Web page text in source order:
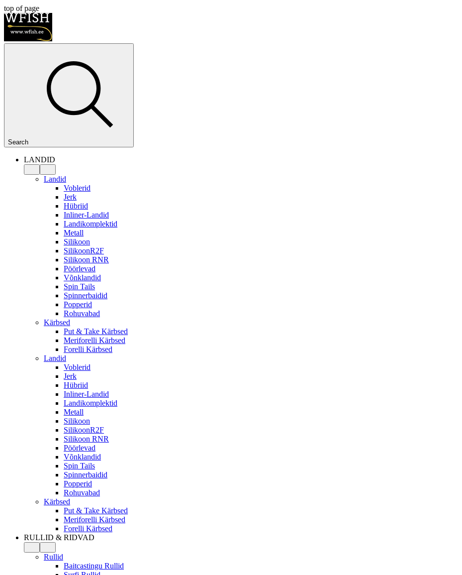
top of page
Search
LANDID
Landid
Voblerid
Jerk
Hübriid
Inliner-Landid
Landikomplektid
Metall
Silikoon
SilikoonR2F
Silikoon RNR
Pöörlevad
Võnklandid
Spin Tails
Spinnerbaidid
Popperid
Rohuvabad
Kärbsed
Put & Take Kärbsed
Meriforelli Kärbsed
Forelli Kärbsed
Landid
Voblerid
Jerk
Hübriid
Inliner-Landid
Landikomplektid
Metall
Silikoon
SilikoonR2F
Silikoon RNR
Pöörlevad
Võnklandid
Spin Tails
Spinnerbaidid
Popperid
Rohuvabad
Kärbsed
Put & Take Kärbsed
Meriforelli Kärbsed
Forelli Kärbsed
RULLID & RIDVAD
Rullid
Baitcastingu Rullid